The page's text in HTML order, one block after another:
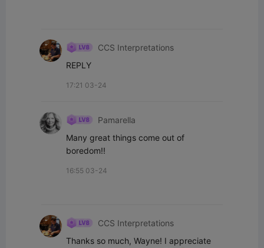
CCS Interpretations
REPLY
17:21 03-24
Pamarella
Many great things come out of
boredom!!
16:55 03-24
CCS Interpretations
Thanks so much, Wayne! I appreciate